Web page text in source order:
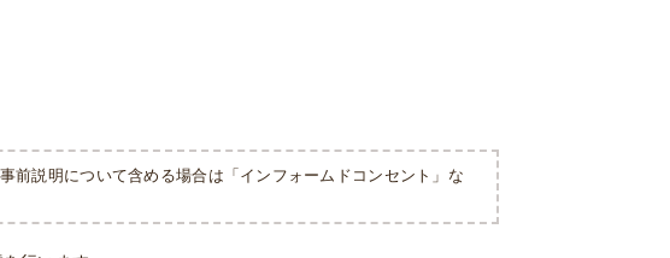
前説明について含める場合は「インフォームドコンセント」な